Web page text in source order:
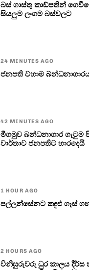
බස් ගාස්තු කාඩ්පතින්
සියලුම ලංගම බස්වලට
24 MINUTES AGO
ජනපති වහාම
42 MINUTES AGO
මීගමුව බන්ධනාගාර ගැටුම
වාර්තාව ජනපතිට භාරදෙයි
1 HOUR AGO
පල්ලන්සේනට කඳුළු ගෑස්
2 HOURS AGO
විනිසුරුවරු ධුර කාලය දීර්ඝ